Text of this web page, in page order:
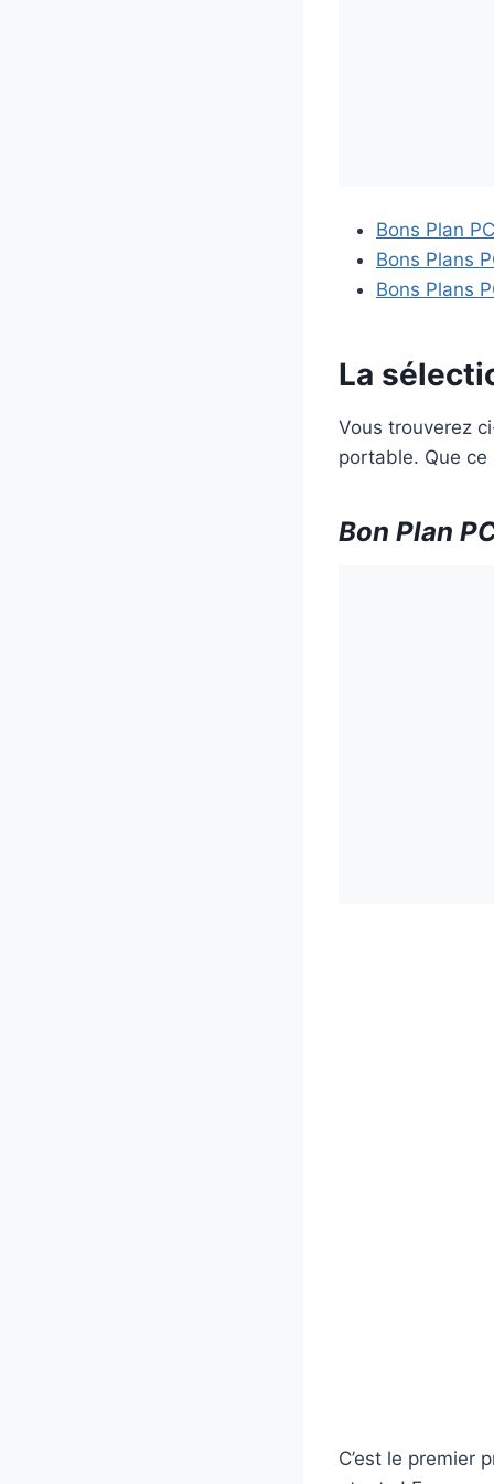
Bons Plan
Bons Plans
Bons Plans
La
Vous trouverez
portable. Que
Bon Plan
C’est le premier